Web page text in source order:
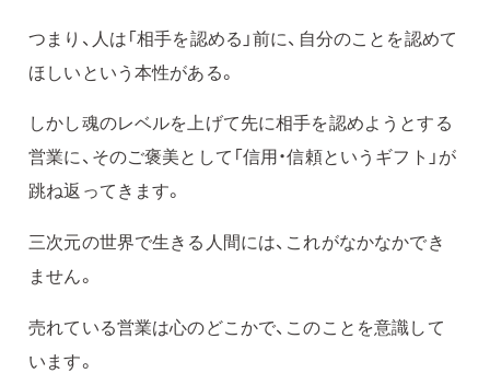
つまり、人は「相手を認める」前に、自分のことを認めて
ほしいという本性がある。
しかし魂のレベルを上げて先に相手を認めようとする
営業に、そのご褒美として「信用・信頼というギフト」が
跳ね返ってきます。
三次元の世界で生きる人間には、これがなかなかでき
ません。
売れている営業は心のどこかで、このことを意識して
います。